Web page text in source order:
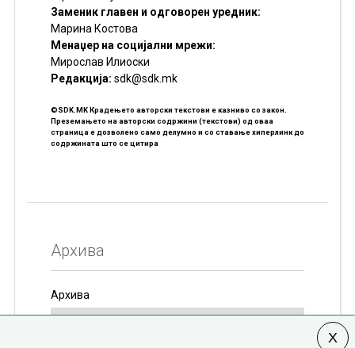
Заменик главен и одговорен уредник:
Марина Костова
Менаџер на социјални мрежи:
Мирослав Илиоски
Редакцијa: sdk@sdk.mk
©SDK.MK Крадењето авторски текстови е казниво со закон.
Преземањето на авторски содржини (текстови) од оваа
страница е дозволено само делумно и со ставање хиперлинк до
содржината што се цитира
Архива
Архива